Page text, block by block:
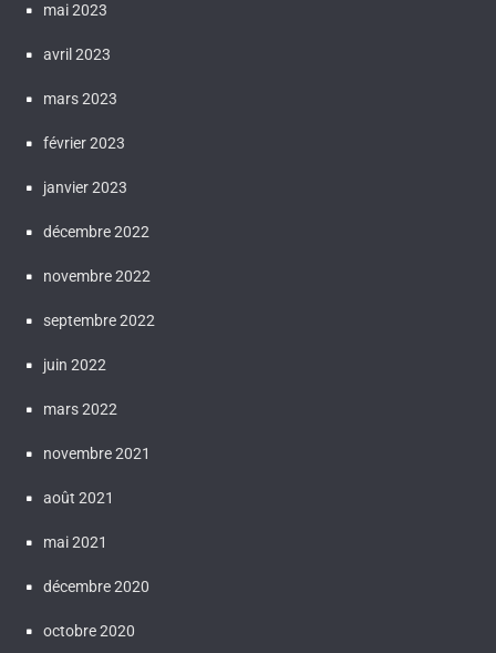
mai 2023
avril 2023
mars 2023
février 2023
janvier 2023
décembre 2022
novembre 2022
septembre 2022
juin 2022
mars 2022
novembre 2021
août 2021
mai 2021
décembre 2020
octobre 2020